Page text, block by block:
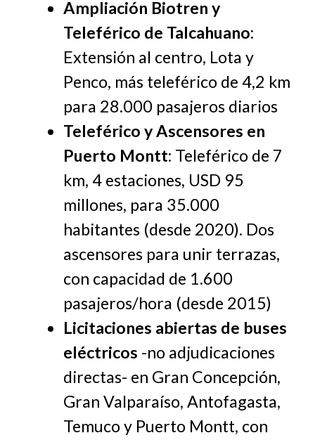
Ampliación Biotren y
Teleférico de Talcahuano:
Extensión al centro, Lota y
Penco, más teleférico de 4,2 km
para 28.000 pasajeros diarios
Teleférico y Ascensores en
Puerto Montt: Teleférico de 7
km, 4 estaciones, USD 95
millones, para 35.000
habitantes (desde 2020). Dos
ascensores para unir terrazas,
con capacidad de 1.600
pasajeros/hora (desde 2015)
Licitaciones abiertas de buses
eléctricos -no adjudicaciones
directas- en Gran Concepción,
Gran Valparaíso, Antofagasta,
Temuco y Puerto Montt, con